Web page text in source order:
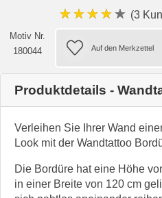
★★★★★ (3
Motiv Nr.
180044
Produktdetails -
Verleihen Sie Ihrer Wand
Look mit der Wandtattoo
Die Bordüre hat eine Höhe
in einer Breite von 120 cm